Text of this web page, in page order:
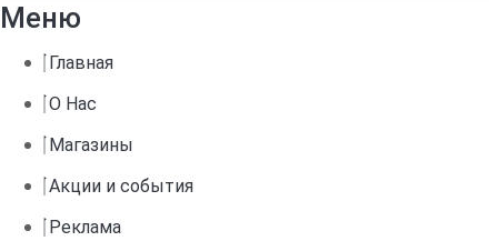
Меню
Главная
О Нас
Магазины
Акции и события
Реклама